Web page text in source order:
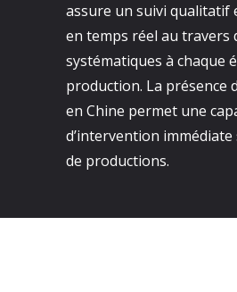
assure un suivi
en temps réel au travers
systématiques à chaque
production. La présence
en Chine permet une
d’intervention
de productions.